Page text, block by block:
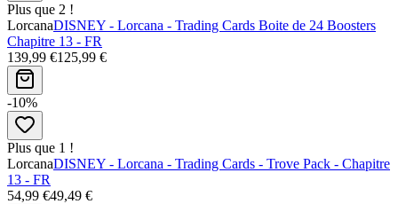
Plus que 2 !
LorcanaDISNEY - Lorcana - Trading Cards Boite de 24 Boosters
Chapitre 13 - FR
139,99 €125,99 €
-10%
Plus que 1 !
LorcanaDISNEY - Lorcana - Trading Cards - Trove Pack - Chapitre
13 - FR
54,99 €49,49 €